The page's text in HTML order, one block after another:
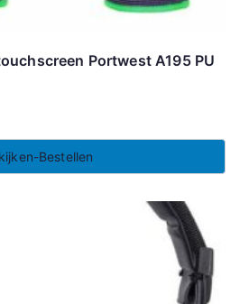
Portwest A195 PU
Bestellen